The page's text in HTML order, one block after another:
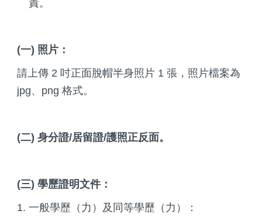
責。
(一) 照片：
請上傳 2 吋正面脫帽半身照片 1 張，照片檔案為
jpg、png 格式。
(二) 身分證/居留證/護照正反面。
(三) 學歷證明文件：
1. 一般學歷（力）及同等學歷（力）：